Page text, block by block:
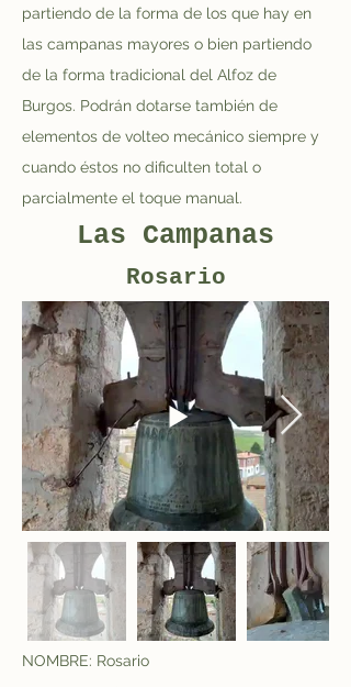
partiendo de la forma de los que hay en
las campanas mayores o bien partiendo
de la forma tradicional del Alfoz de
Burgos. Podrán dotarse también de
elementos de volteo mecánico siempre y
cuando éstos no dificulten total o
parcialmente el toque manual.
Las Campanas
Rosario
NOMBRE: Rosario